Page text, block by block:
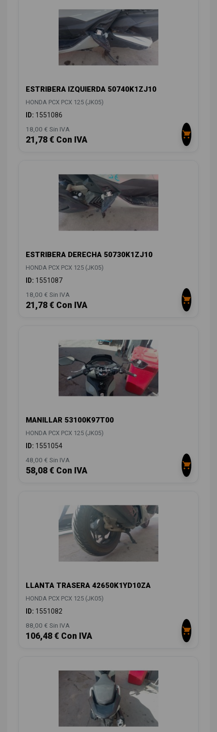
ESTRIBERA IZQUIERDA 50740K1ZJ10
HONDA PCX PCX 125 (JK05)
ID: 1551086
18,00 € Sin IVA
21,78 € Con IVA
ESTRIBERA DERECHA 50730K1ZJ10
HONDA PCX PCX 125 (JK05)
ID: 1551087
18,00 € Sin IVA
21,78 € Con IVA
MANILLAR 53100K97T00
HONDA PCX PCX 125 (JK05)
ID: 1551054
48,00 € Sin IVA
58,08 € Con IVA
LLANTA TRASERA 42650K1YD10ZA
HONDA PCX PCX 125 (JK05)
ID: 1551082
88,00 € Sin IVA
106,48 € Con IVA